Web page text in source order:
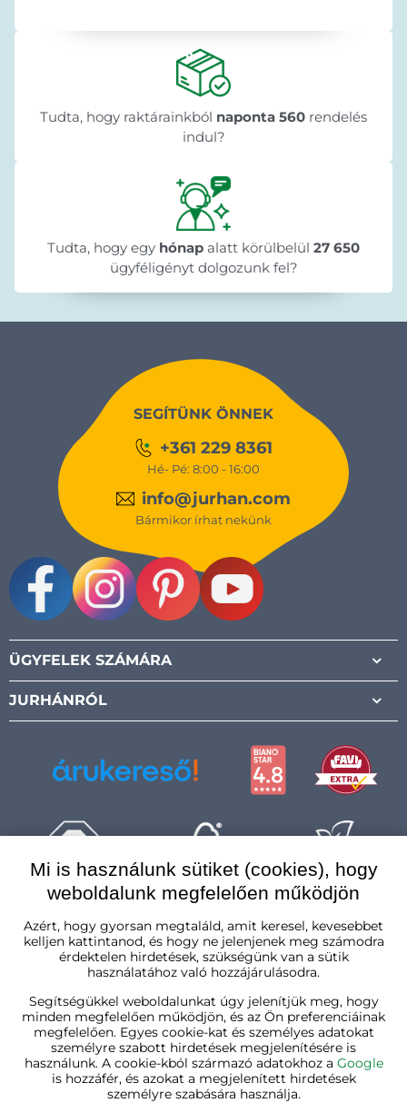
Tudta, hogy raktárainkból naponta 560 rendelés
indul?
Tudta, hogy egy hónap alatt körülbelül 27 650
ügyféligényt dolgozunk fel?
SEGÍTÜNK ÖNNEK
+361 229 8361
Hé- Pé: 8:00 - 16:00
info@jurhan.com
Bármikor írhat nekünk
ÜGYFELEK SZÁMÁRA
JURHÁNRÓL
Mi is használunk sütiket (cookies), hogy
weboldalunk megfelelően működjön
Azért, hogy gyorsan megtaláld, amit keresel, kevesebbet
kelljen kattintanod, és hogy ne jelenjenek meg számodra
érdektelen hirdetések, szükségünk van a sütik
használatához való hozzájárulásodra.
Segítségükkel weboldalunkat úgy jelenítjük meg, hogy
minden megfelelően működjön, és az Ön preferenciáinak
megfelelően. Egyes cookie-kat és személyes adatokat
személyre szabott hirdetések megjelenítésére is
használunk. A cookie-kból származó adatokhoz a Google
is hozzáfér, és azokat a megjelenített hirdetések
személyre szabására használja.